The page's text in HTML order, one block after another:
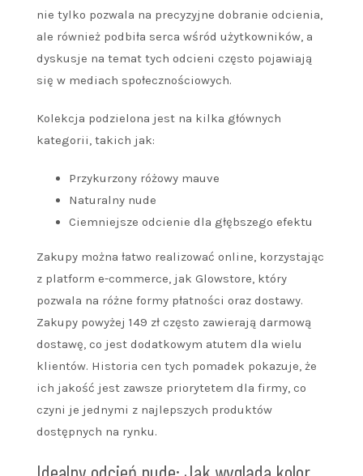
nie tylko pozwala na precyzyjne dobranie odcienia,
ale również podbiła serca wśród użytkowników, a
dyskusje na temat tych odcieni często pojawiają
się w mediach społecznościowych.
Kolekcja podzielona jest na kilka głównych
kategorii, takich jak:
Przykurzony różowy mauve
Naturalny nude
Ciemniejsze odcienie dla głębszego efektu
Zakupy można łatwo realizować online, korzystając
z platform e-commerce, jak Glowstore, który
pozwala na różne formy płatności oraz dostawy.
Zakupy powyżej 149 zł często zawierają darmową
dostawę, co jest dodatkowym atutem dla wielu
klientów. Historia cen tych pomadek pokazuje, że
ich jakość jest zawsze priorytetem dla firmy, co
czyni je jednymi z najlepszych produktów
dostępnych na rynku.